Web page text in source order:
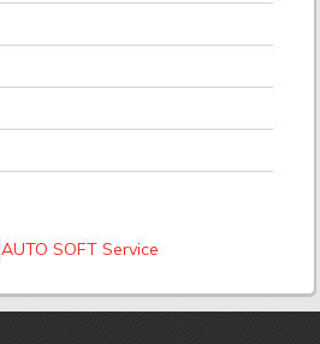
AUTO SOFT Service